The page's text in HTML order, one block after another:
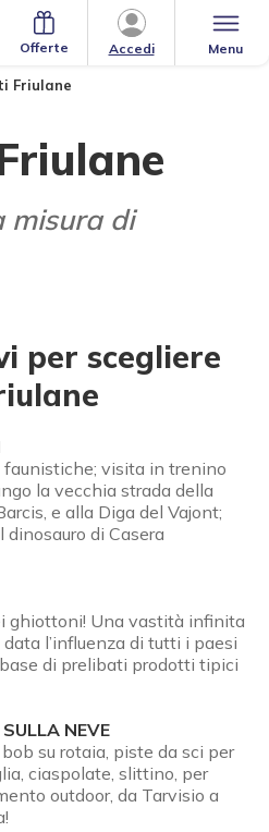
Menu
Accedi
Offerte
Friulane
misura di
per scegliere
faunistiche; visita in trenino
la vecchia strada della
e alla Diga del Vajont;
dinosauro di Casera
ghiottoni! Una vastità infinita
l’influenza di tutti i paesi
di prelibati prodotti tipici
SULLA NEVE
su rotaia, piste da sci per
ciaspolate, slittino, per
outdoor, da Tarvisio a